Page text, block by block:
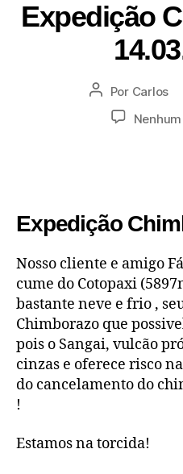
Expedição
Por Carlos
Expedição
Nosso cliente e amigo
cume do Cotopaxi
bastante neve e frio ,
Chimborazo que
pois o Sangai, vulcão
cinzas e oferece risco
do cancelamento do
!
Estamos na torcida!